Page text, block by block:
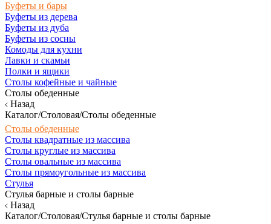
Буфеты и бары
Буфеты из дерева
Буфеты из дуба
Буфеты из сосны
Комоды для кухни
Лавки и скамьи
Полки и ящики
Столы кофейные и чайные
Столы обеденные
Назад
Каталог/Столовая/Столы обеденные
Столы обеденные
Столы квадратные из массива
Столы круглые из массива
Столы овальные из массива
Столы прямоугольные из массива
Стулья
Стулья барные и столы барные
Назад
Каталог/Столовая/Стулья барные и столы барные